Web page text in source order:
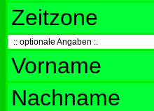
Zeitzone
:: optionale Angaben :.
Vorname
Nachname